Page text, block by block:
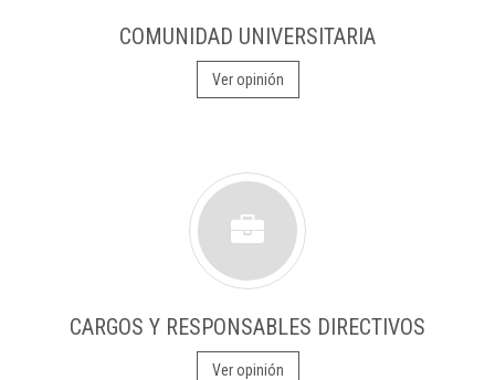
COMUNIDAD UNIVERSITARIA
Ver opinión
CARGOS Y RESPONSABLES DIRECTIVOS
Ver opinión